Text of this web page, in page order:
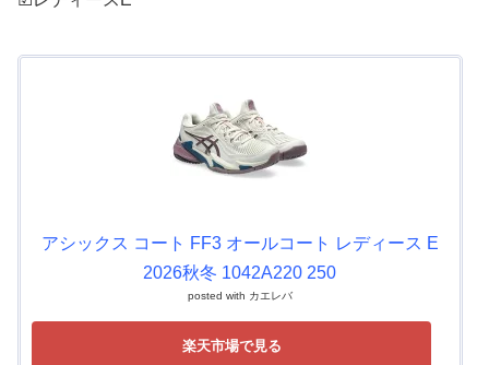
アシックス コート FF3 オールコート レディース E
2026秋冬 1042A220 250
posted with カエレバ
楽天市場で見る